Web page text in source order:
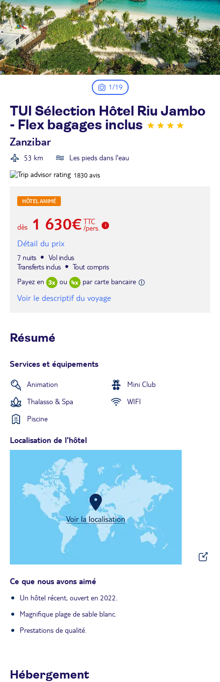
1/19
TUI Sélection Hôtel Riu Jambo
- Flex bagages inclus
Zanzibar
53 km Les pieds dans l'eau
1830 avis
HÔTEL ANIMÉ
dès 1 630€ TTC
/pers.
Détail du prix
7 nuits
Vol inclus
Transferts inclus
Tout compris
Payez en
ou par carte bancaire
Voir le descriptif du voyage
Résumé
Services et équipements
Animation
Mini Club
Thalasso & Spa
WIFI
Piscine
Localisation de l'hôtel
Ce que nous avons aimé
Un hôtel récent, ouvert en 2022.
Magnifique plage de sable blanc.
Prestations de qualité.
Hébergement